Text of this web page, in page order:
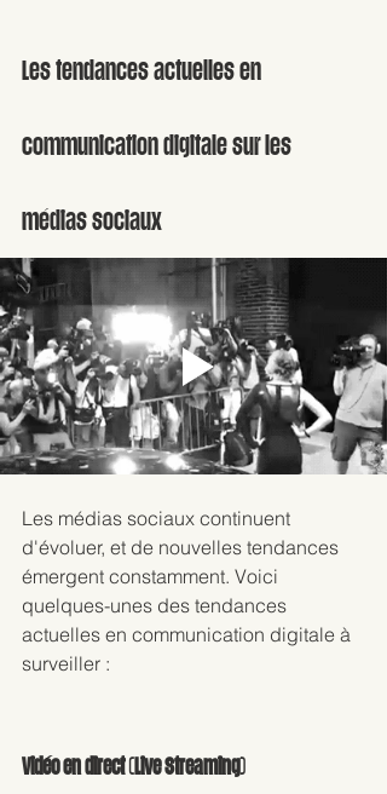
Les tendances actuelles en
communication digitale sur les
médias sociaux
Les médias sociaux continuent
d'évoluer, et de nouvelles tendances
émergent constamment. Voici
quelques-unes des tendances
actuelles en communication digitale à
surveiller :
Vidéo en direct (Live Streaming)